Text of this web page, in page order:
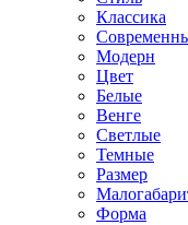
Классика
Модерн
Цвет
Белые
Венге
Светлые
Темные
Размер
Форма